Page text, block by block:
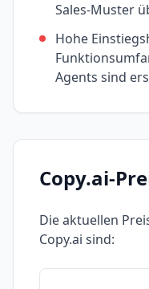
Sales-Muster
Hohe
Agents sind
Copy.ai-
Die aktuellen
Copy.ai sind: